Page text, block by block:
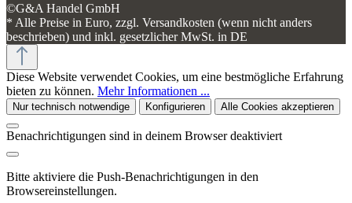
©G&A Handel GmbH
* Alle Preise in Euro, zzgl. Versandkosten (wenn nicht anders
beschrieben) und inkl. gesetzlicher MwSt. in DE
Diese Website verwendet Cookies, um eine bestmögliche Erfahrung
bieten zu können. Mehr Informationen ...
Nur technisch notwendige Konfigurieren Alle Cookies akzeptieren
Benachrichtigungen sind in deinem Browser deaktiviert
Bitte aktiviere die Push-Benachrichtigungen in den
Browsereinstellungen.